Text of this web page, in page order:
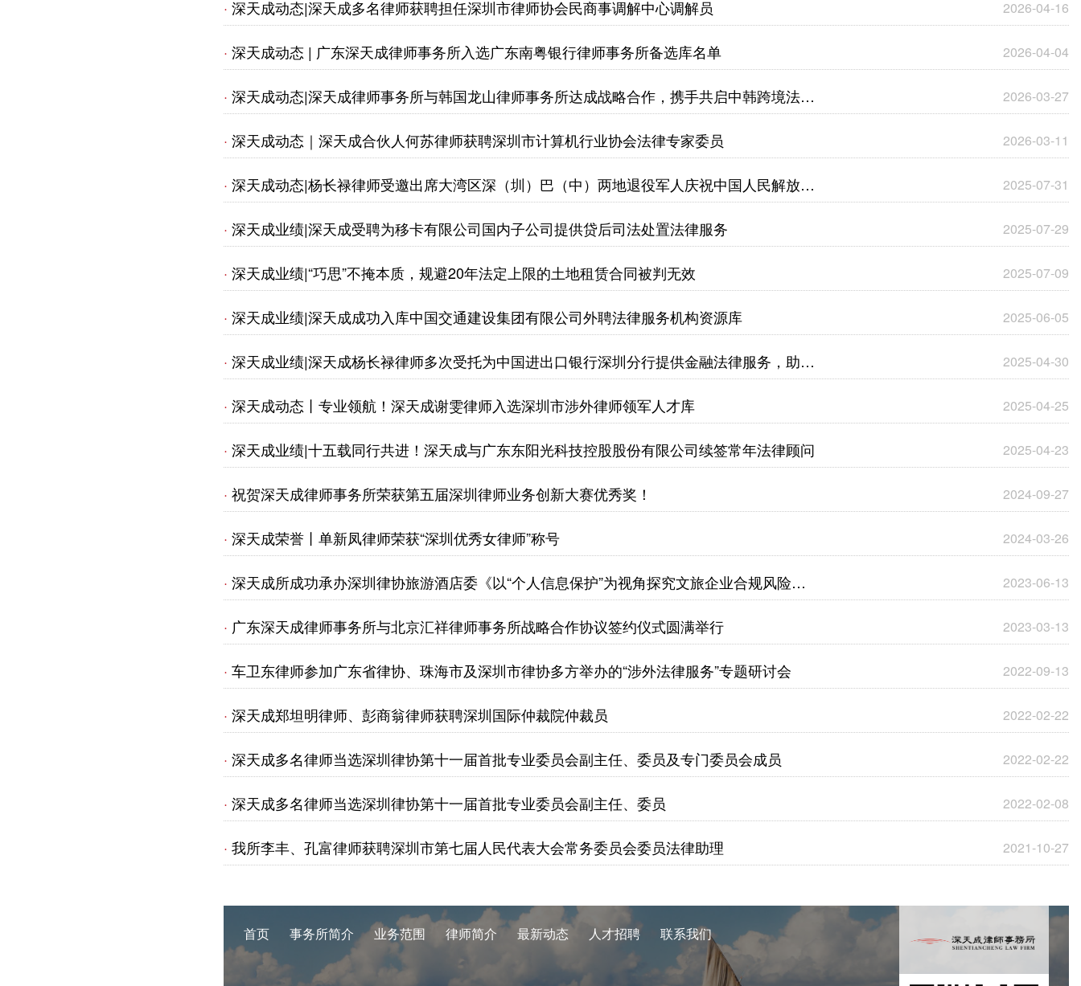
· 深天成动态|深天成多名律师获聘担任深圳市律师协会民商事调解中心调解员 2026-04-16
· 深天成动态 | 广东深天成律师事务所入选广东南粤银行律师事务所备选库名单 2026-04-04
· 深天成动态|深天成律师事务所与韩国龙山律师事务所达成战略合作，携手共启中韩跨境法律
服务新征程
2026-03-27
· 深天成动态｜深天成合伙人何苏律师获聘深圳市计算机行业协会法律专家委员 2026-03-11
· 深天成动态|杨长禄律师受邀出席大湾区深（圳）巴（中）两地退役军人庆祝中国人民解放军
建军98周年活动
2025-07-31
· 深天成业绩|深天成受聘为移卡有限公司国内子公司提供贷后司法处置法律服务 2025-07-29
· 深天成业绩|“巧思”不掩本质，规避20年法定上限的土地租赁合同被判无效 2025-07-09
· 深天成业绩|深天成成功入库中国交通建设集团有限公司外聘法律服务机构资源库 2025-06-05
· 深天成业绩|深天成杨长禄律师多次受托为中国进出口银行深圳分行提供金融法律服务，助力
业务合法合规，保障债权安全
2025-04-30
· 深天成动态丨专业领航！深天成谢雯律师入选深圳市涉外律师领军人才库 2025-04-25
· 深天成业绩|十五载同行共进！深天成与广东东阳光科技控股股份有限公司续签常年法律顾问 2025-04-23
· 祝贺深天成律师事务所荣获第五届深圳律师业务创新大赛优秀奖！ 2024-09-27
· 深天成荣誉丨单新凤律师荣获“深圳优秀女律师”称号 2024-03-26
· 深天成所成功承办深圳律协旅游酒店委《以“个人信息保护”为视角探究文旅企业合规风险及
应对》专题法律研讨会
2023-06-13
· 广东深天成律师事务所与北京汇祥律师事务所战略合作协议签约仪式圆满举行 2023-03-13
· 车卫东律师参加广东省律协、珠海市及深圳市律协多方举办的“涉外法律服务”专题研讨会 2022-09-13
· 深天成郑坦明律师、彭商翁律师获聘深圳国际仲裁院仲裁员 2022-02-22
· 深天成多名律师当选深圳律协第十一届首批专业委员会副主任、委员及专门委员会成员 2022-02-22
· 深天成多名律师当选深圳律协第十一届首批专业委员会副主任、委员 2022-02-08
· 我所李丰、孔富律师获聘深圳市第七届人民代表大会常务委员会委员法律助理 2021-10-27
首页 事务所简介 业务范围 律师简介 最新动态 人才招聘 联系我们